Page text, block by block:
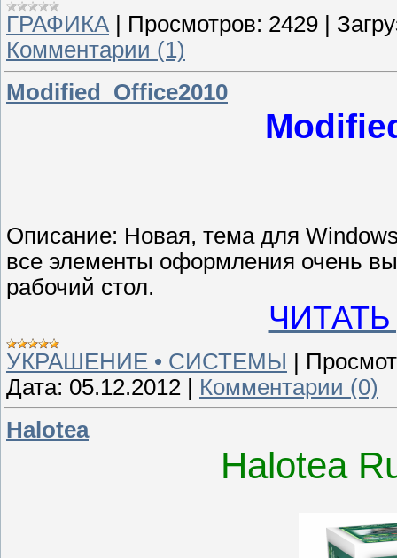
ГРАФИКА Просмотров: 2429
Комментарии (1)
Modified_Office2010
Описание: Новая, тема для
все элементы оформления очень
рабочий стол.
УКРАШЕНИЕ • СИСТЕМЫ
Дата: 05.12.2012
Комментарии (0)
Halotea
Halotea